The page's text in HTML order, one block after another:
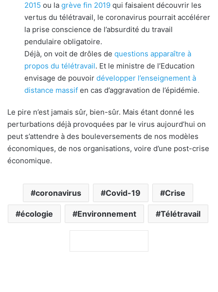
2015 ou la grève fin 2019 qui faisaient découvrir les
vertus du télétravail, le coronavirus pourrait accélérer
la prise conscience de l’absurdité du travail
pendulaire obligatoire.
Déjà, on voit de drôles de questions apparaître à
propos du télétravail. Et le ministre de l’Education
envisage de pouvoir développer l’enseignement à
distance massif en cas d’aggravation de l’épidémie.
Le pire n’est jamais sûr, bien-sûr. Mais étant donné les
perturbations déjà provoquées par le virus aujourd’hui on
peut s’attendre à des bouleversements de nos modèles
économiques, de nos organisations, voire d’une post-crise
économique.
coronavirus Covid-19 Crise
écologie Environnement Télétravail